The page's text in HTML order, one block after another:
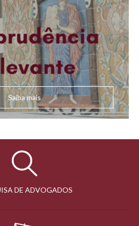
Saiba mais
DE ADVOGADOS